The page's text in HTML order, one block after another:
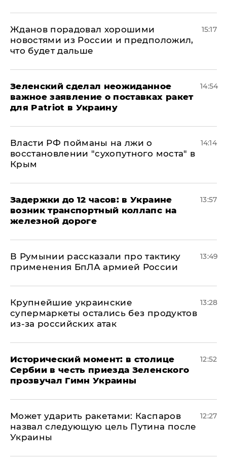
Жданов порадовал хорошими
новостями из России и предположил,
что будет дальше
15:17
Зеленский сделал неожиданное
важное заявление о поставках ракет
для Patriot в Украину
14:54
Власти РФ пойманы на лжи о
восстановлении "сухопутного моста" в
Крым
14:14
Задержки до 12 часов: в Украине
возник транспортный коллапс на
железной дороге
13:57
В Румынии рассказали про тактику
применения БпЛА армией России
13:49
Крупнейшие украинские
супермаркеты остались без продуктов
из-за российских атак
13:28
Исторический момент: в столице
Сербии в честь приезда Зеленского
прозвучал Гимн Украины
12:52
Может ударить ракетами: Каспаров
назвал следующую цель Путина после
Украины
12:27